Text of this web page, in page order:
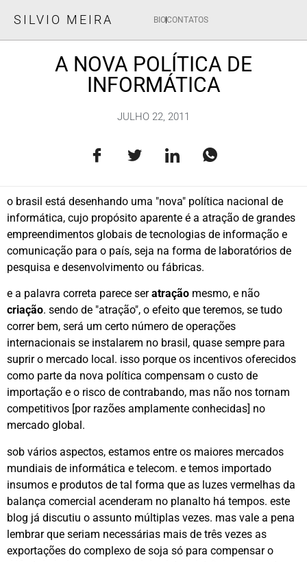
SILVIO MEIRA BIOCONTATOS
A NOVA POLÍTICA DE
INFORMÁTICA
JULHO 22, 2011
o brasil está desenhando uma "nova" política nacional de
informática, cujo propósito aparente é a atração de grandes
empreendimentos globais de tecnologias de informação e
comunicação para o país, seja na forma de laboratórios de
pesquisa e desenvolvimento ou fábricas.
e a palavra correta parece seratração mesmo, e não
criação. sendo de "atração", o efeito que teremos, se tudo
correr bem, será um certo número de operações
internacionais se instalarem no brasil, quase sempre para
suprir o mercado local. isso porque os incentivos oferecidos
como parte da nova política compensam o custo de
importação e o risco de contrabando, mas não nos tornam
competitivos [por razões amplamente conhecidas] no
mercado global.
sob vários aspectos, estamos entre os maiores mercados
mundiais de informática e telecom. e temos importado
insumos e produtos de tal forma que as luzes vermelhas da
balança comercial acenderam no planalto há tempos. este
blog já discutiu o assunto múltiplas vezes. mas vale a pena
lembrar que seriam necessárias mais de três vezes as
exportações do complexo de soja só para compensar o